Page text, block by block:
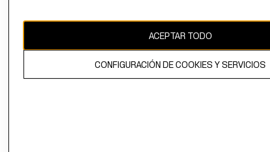
propiedad de H&M Hennes & Mauritz AB.
ACEPTAR TODO
CONFIGURACIÓN DE COOKIES Y SERVICIOS